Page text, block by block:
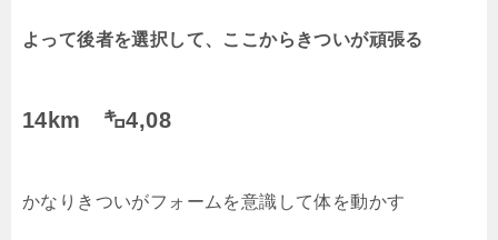
よって後者を選択して、ここからきついが頑張る
14km ㌔4,08
かなりきついがフォームを意識して体を動かす